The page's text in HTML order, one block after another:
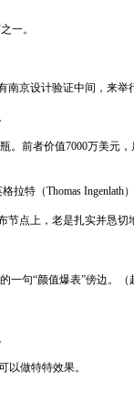
一。
京设计验证中间，来举
前者价值7000万美元
特（Thomas Ingenlath）
点上，老是扎实并恳切
句“颜值爆表”傍边。
以做特特效果。